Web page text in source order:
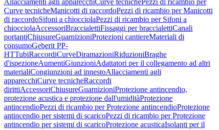
Allacciamenti agli apparecchiCurve tecnichePezzi di ricambio per
Curve tecnicheManicotti di raccordoPezzi di ricambio per Manicotti
di raccordoSifoni a chiocciolaPezzi di ricambio per Sifoni a
chiocciolaAccessoriBraccialettiFissaggi per braccialettiCanali
portantiChiusureGuarnizioniProtezioni cantiereMateriali di
consumoGeberit PP-
HTTubiRaccordiCurveDiramazioniRiduzioniBraghe
d'ispezioneAumentiGiunzioniAdattatori per il collegamento ad altri
materialiCongiunzioni ad innestoAllacciamenti agli
apparecchiCurve tecnicheRaccordi
dirittiAccessoriChiusureGuarnizioniProtezione antincendio,
protezione acustica e protezione dall'umiditàProtezione
antincendioPezzi di ricambio per Protezione antincendioProtezione
antincendio per sistemi di scaricoPezzi di ricambio per Protezione
antincendio per sistemi di scaricoProtezione acusticaIsolanti per il